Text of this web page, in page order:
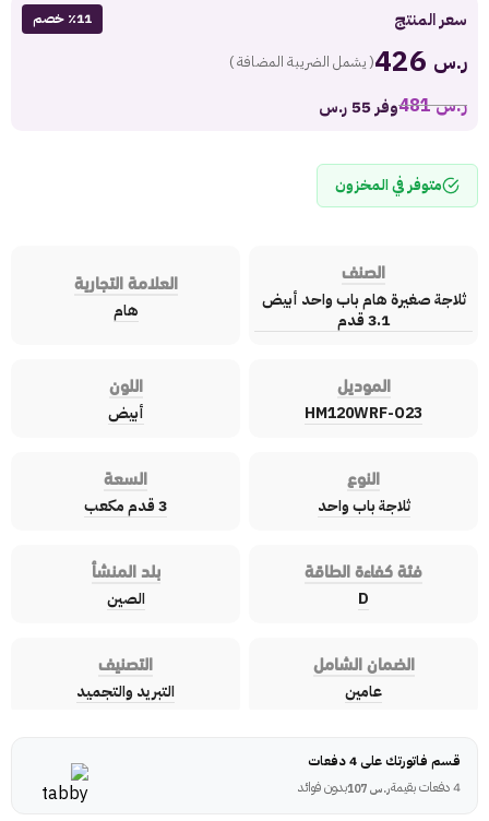
سعر المنتج ٪11 خصم
ر.س ( يشمل الضريبة المضافة )
ر.س481 وفر 55 ر.س
متوفر في المخزون
الصنف
ثلاجة صغيرة هام باب واحد أبيض
3.1 قدم
العلامة التجارية
هام
الموديل
HM120WRF-O23
اللون
أبيض
النوع
ثلاجة باب واحد
السعة
3 قدم مكعب
فئة كفاءة الطاقة
D
بلد المنشأ
الصين
الضمان الشامل
عامين
التصنيف
التبريد والتجميد
قسم فاتورتك على 4 دفعات
4 دفعات بقيمة
ر.س بدون فوائد